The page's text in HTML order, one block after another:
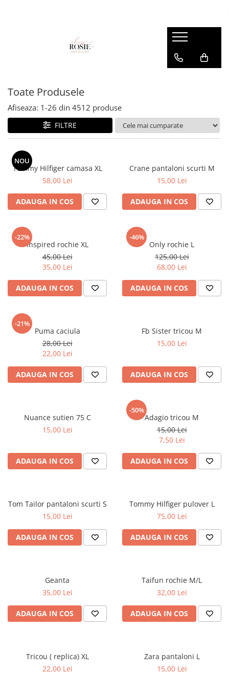
Femei
Genti
Blugi
Bluze/Topuri
Cardigane
Colanti
Fuste
Hanorace
Lenjerii si pijamale
Pantaloni
Pulovere
Rochii
Sacouri si Costume
Salopete
Sport
Copii
Bluze
Camasi
Geci
Hanorace
Pantaloni
Pantaloni scurti
Pulovere
sport
Tricouri si maiouri
Bluze
body
Camasi
Geci
Hanorace
Incaltaminte
Pantaloni scurti
Rochii&Fuste/Sacouri
Salopete
veste
Toate Produsele
Afiseaza: 1-26 din 4512 produse
FILTRE
NOU
Tommy Hilfiger camasa XL
58,00 Lei
ADAUGA IN COS
Crane pantaloni scurti M
15,00 Lei
ADAUGA IN COS
-22%
Inspired rochie XL
45,00 Lei
35,00 Lei
ADAUGA IN COS
-46%
Only rochie L
125,00 Lei
68,00 Lei
ADAUGA IN COS
-21%
Puma caciula
28,00 Lei
22,00 Lei
ADAUGA IN COS
Fb Sister tricou M
15,00 Lei
ADAUGA IN COS
Nuance sutien 75 C
15,00 Lei
ADAUGA IN COS
-50%
Adagio tricou M
15,00 Lei
7,50 Lei
ADAUGA IN COS
Tom Tailor pantaloni scurti S
15,00 Lei
ADAUGA IN COS
Tommy Hilfiger pulover L
75,00 Lei
ADAUGA IN COS
Geanta
35,00 Lei
ADAUGA IN COS
Taifun rochie M/L
32,00 Lei
ADAUGA IN COS
Tricou ( replica) XL
22,00 Lei
Zara pantaloni L
15,00 Lei